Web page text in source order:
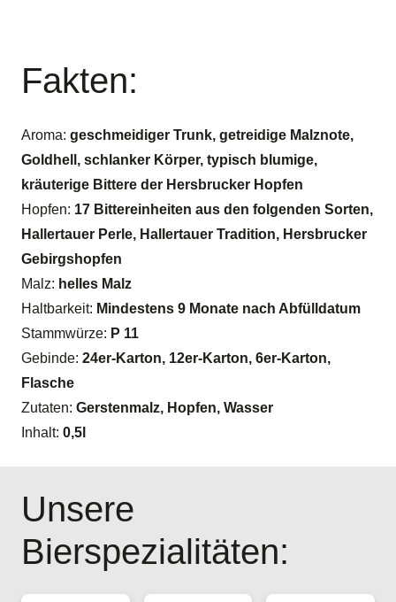
Fakten:
Aroma: geschmeidiger Trunk, getreidige Malznote,
Goldhell, schlanker Körper, typisch blumige,
kräuterige Bittere der Hersbrucker Hopfen
Hopfen: 17 Bittereinheiten aus den folgenden Sorten,
Hallertauer Perle, Hallertauer Tradition, Hersbrucker
Gebirgshopfen
Malz: helles Malz
Haltbarkeit: Mindestens 9 Monate nach Abfülldatum
Stammwürze: P 11
Gebinde: 24er-Karton, 12er-Karton, 6er-Karton,
Flasche
Zutaten: Gerstenmalz, Hopfen, Wasser
Inhalt: 0,5l
Unsere
Bierspezialitäten: